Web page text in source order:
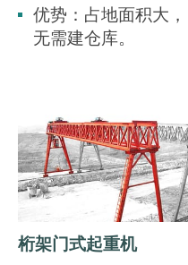
优势：占地面积大，
无需建仓库。
桁架门式起重机